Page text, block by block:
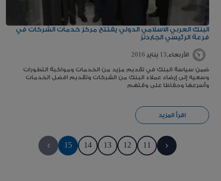
البنك العربي الاسلامي الدولي يفتتح مركز خدمات الشركات في
فرعة الرئيسي الجاردنز
الأربعاء,13 يناير 2016
ضمن سياسة البنك في تقديم مزيد من الخدمات ومواكبة التطورات
وسعيه إلى إرضاء عملاء البنك من الشركات وتقديم افضل الخدمات
وأسرعها وحفاظا على وقتهم
اقرأ المزيد
<
11
12
13
14
15
>